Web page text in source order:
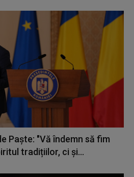
Paște: "Vă îndemn să fim
tradițiilor, ci și...